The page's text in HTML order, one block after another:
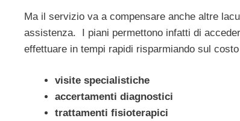
Ma il servizio va a compensare anche altre
assistenza. I piani permettono infatti di
effettuare in tempi rapidi risparmiando sul
visite specialistiche
accertamenti diagnostici
trattamenti fisioterapici